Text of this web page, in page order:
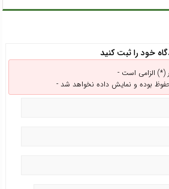
خود را ثبت کنید
(*) الزامی است -
بوده و نمایش داده نخواهد شد -